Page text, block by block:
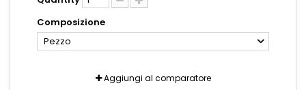
Composizione
Pezzo
Aggiungi al comparatore